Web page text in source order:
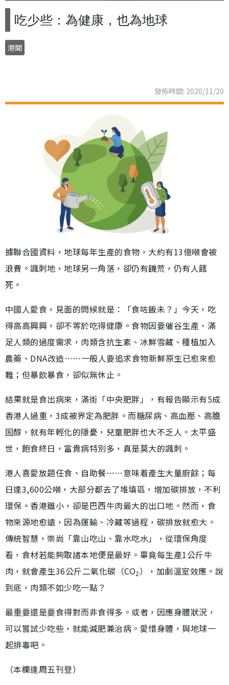
吃少些：為健康，也為地球
港聞
發佈時間: 2020/11/20
據聯合國資料，地球每年生產的食物，大約有13億噸會被
浪費。諷刺地，地球另一角落，卻仍有饑荒，仍有人餓
死。
中國人愛食，見面的問候就是：「食咗飯未？」今天，吃
得高高興興，卻不等於吃得健康。食物因要催谷生產、滿
足人類的過度需求，肉類含抗生素、冰鮮雪藏、種植加入
農藥、DNA改造……一般人要追求食物新鮮原生已愈來愈
難；但暴飲暴食，卻似無休止。
結果就是食出病來，滿街「中央肥胖」，有報告顯示有5成
香港人過重，3成被界定為肥胖。而糖尿病、高血壓、高膽
固醇，就有年輕化的隱憂，兒童肥胖也大不乏人。太平盛
世，飽食終日，富貴病特別多，真是莫大的諷刺。
港人喜愛放題任食、自助餐……意味着產生大量廚餘；每
日達3,600公噸，大部分都去了堆填區，增加碳排放，不利
環保。香港雖小，卻是巴西牛肉最大的出口地。然而，食
物來源地愈遠，因為運輸、冷藏等過程，碳排放就愈大。
傳統智慧，崇尚「靠山吃山、靠水吃水」，從環保角度
看，食材若能夠取諸本地便是最好。畢竟每生產1公斤牛
肉，就會產生36公斤二氧化碳（CO2），加劇溫室效應。說
到底，肉類不如少吃一點？
最重要還是要食得對而非食得多。或者，因應身體狀況，
可以嘗試少吃些，就能減肥兼治病。愛惜身體，與地球一
起排毒吧。
（本欄逢周五刊登）